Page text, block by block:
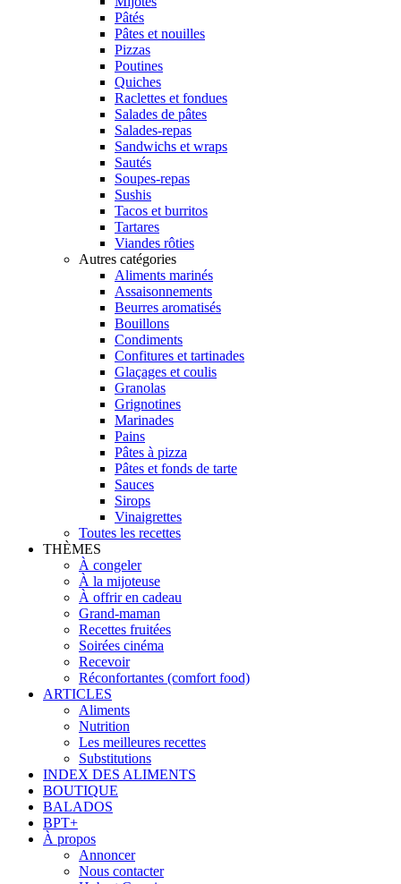
Pâtés
Pâtes et nouilles
Pizzas
Poutines
Quiches
Raclettes et fondues
Salades de pâtes
Salades-repas
Sandwichs et wraps
Sautés
Soupes-repas
Sushis
Tacos et burritos
Tartares
Viandes rôties
Autres catégories
Aliments marinés
Assaisonnements
Beurres aromatisés
Bouillons
Condiments
Confitures et tartinades
Glaçages et coulis
Granolas
Grignotines
Marinades
Pains
Pâtes à pizza
Pâtes et fonds de tarte
Sauces
Sirops
Vinaigrettes
Toutes les recettes
THÈMES
À congeler
À la mijoteuse
À offrir en cadeau
Grand-maman
Recettes fruitées
Soirées cinéma
Recevoir
Réconfortantes (comfort food)
ARTICLES
Aliments
Nutrition
Les meilleures recettes
Substitutions
INDEX DES ALIMENTS
BOUTIQUE
BALADOS
BPT+
À propos
Annoncer
Nous contacter